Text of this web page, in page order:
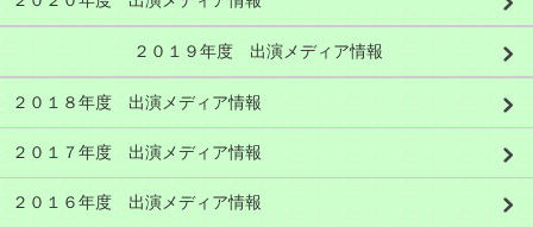
２０１９年度 出演メディア情報
２０１８年度 出演メディア情報
２０１７年度 出演メディア情報
２０１６年度 出演メディア情報